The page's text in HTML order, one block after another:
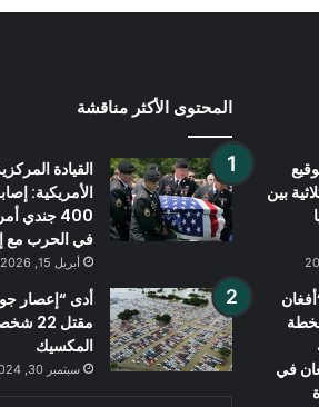
بين
في
المحتوى الأكثر مناقشة
القيادة
الأمريكية:
400 جندي
في الحرب مع
أبريل 15, 2026
أدى “إعصار
مقتل
المكسيك
سبتمبر 30, 2024